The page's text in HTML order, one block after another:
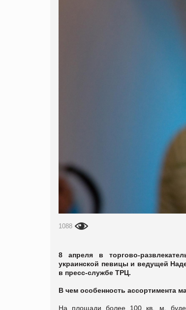
1088
8 апреля в торгово-
украинской певицы и ведущей
в пресс-службе ТРЦ.
В чем особенность ассортимента
На площади более 100 кв. м. будет